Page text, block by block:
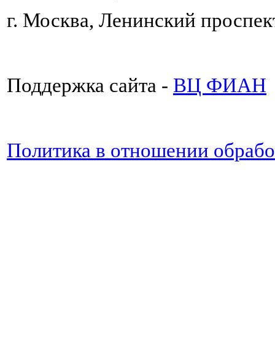
г. Москва, Ленинский
Поддержка сайта - ВЦ ФИАН
Политика в отношении